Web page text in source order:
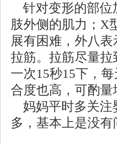
针对变形的部位
肢外侧的肌力；X
展有困难，外八
拉筋。拉筋尽量
一次15秒15下，
合度也高，可酌量
妈妈平时多关注
多，基本上是没